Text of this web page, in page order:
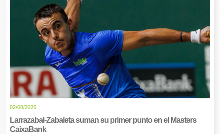
02/08/2026
Larrazabal-Zabaleta suman su primer punto en el Masters
CaixaBank